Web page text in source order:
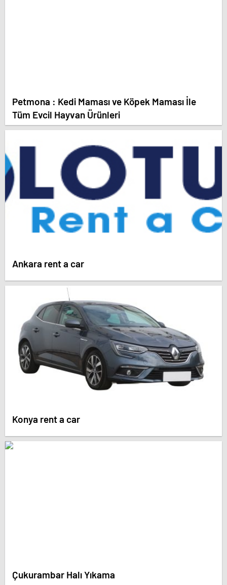
Petmona : Kedi Maması ve Köpek Maması İle
Tüm Evcil Hayvan Ürünleri
Ankara rent a car
Konya rent a car
Çukurambar Halı Yıkama